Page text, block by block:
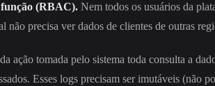
função (RBAC). Nem todos os usuários da
não precisa ver dados de clientes de outras
ação tomada pelo sistema toda consulta a
Esses logs precisam ser imutáveis